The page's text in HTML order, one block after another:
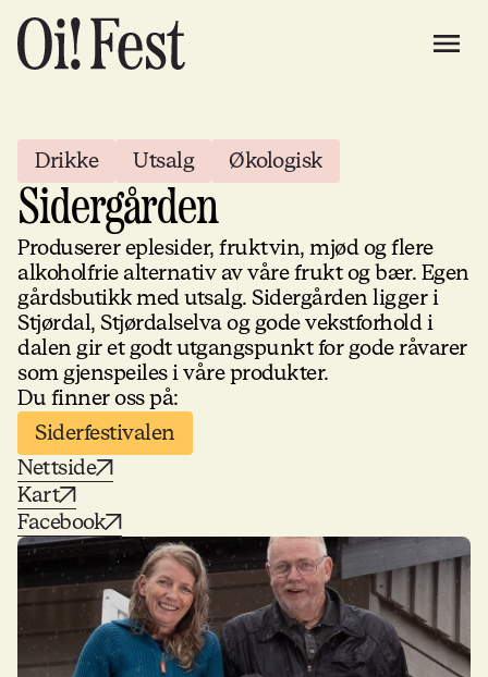
Drikke Utsalg Økologisk
Sidergården
Produserer eplesider, fruktvin, mjød og flere
alkoholfrie alternativ av våre frukt og bær. Egen
gårdsbutikk med utsalg. Sidergården ligger i
Stjørdal, Stjørdalselva og gode vekstforhold i
dalen gir et godt utgangspunkt for gode råvarer
som gjenspeiles i våre produkter.
Du finner oss på:
Siderfestivalen
Nettside
Kart
Facebook